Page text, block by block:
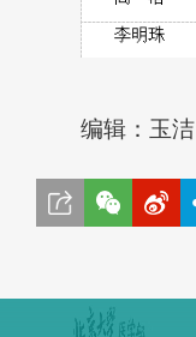
编辑：玉洁